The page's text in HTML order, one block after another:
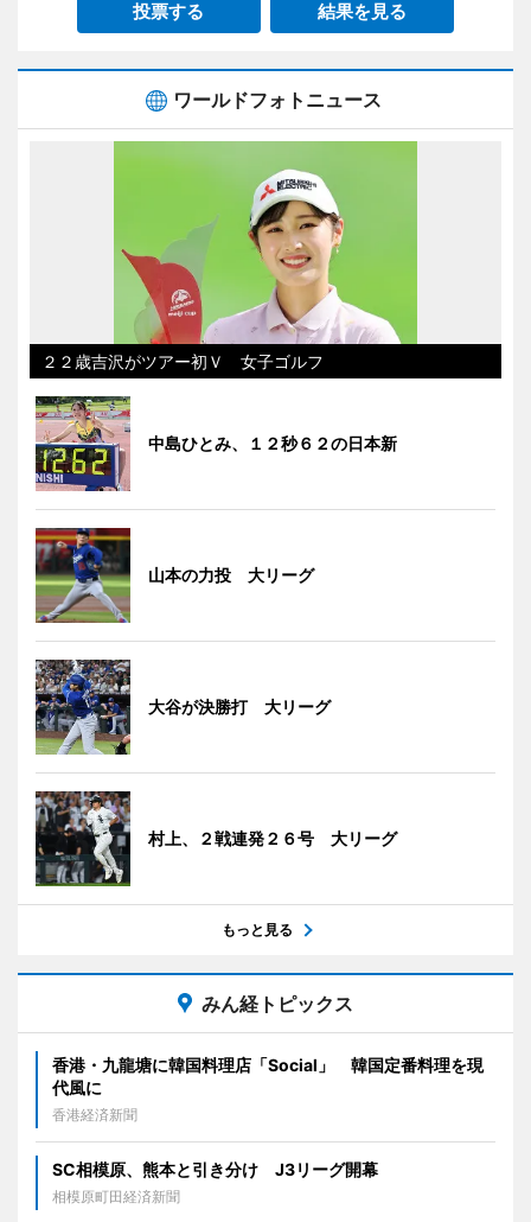
投票する 結果を見る
ワールドフォトニュース
２２歳吉沢がツアー初Ｖ 女子ゴルフ
中島ひとみ、１２秒６２の日本新
山本の力投 大リーグ
大谷が決勝打 大リーグ
村上、２戦連発２６号 大リーグ
もっと見る
みん経トピックス
香港・九龍塘に韓国料理店「Social」 韓国定番料理を現
代風に
香港経済新聞
SC相模原、熊本と引き分け J3リーグ開幕
相模原町田経済新聞